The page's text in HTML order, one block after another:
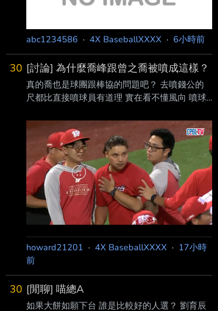
abc1234586 · 4X BaseballXXXX · 6小時前
30 [討論] 為什麼喬峰跟曾之喬被噴成這樣？
真的喬也是球團跟棒協的問題吧？ 去噴錢公的
尺都比直接噴球員有道理 實在看不懂風向 噴球
的跟屎一樣 被噴也是無辜 阿不就是富邦錢公 林
凱威那年的狀況去參加亞運會比較好？看來是個
howard21201 · 4X BaseballXXXX · 17小時
前
30 [閒聊] 喵總A
如果大餅如願下台 誰是比較好的人選？ 劉育辰